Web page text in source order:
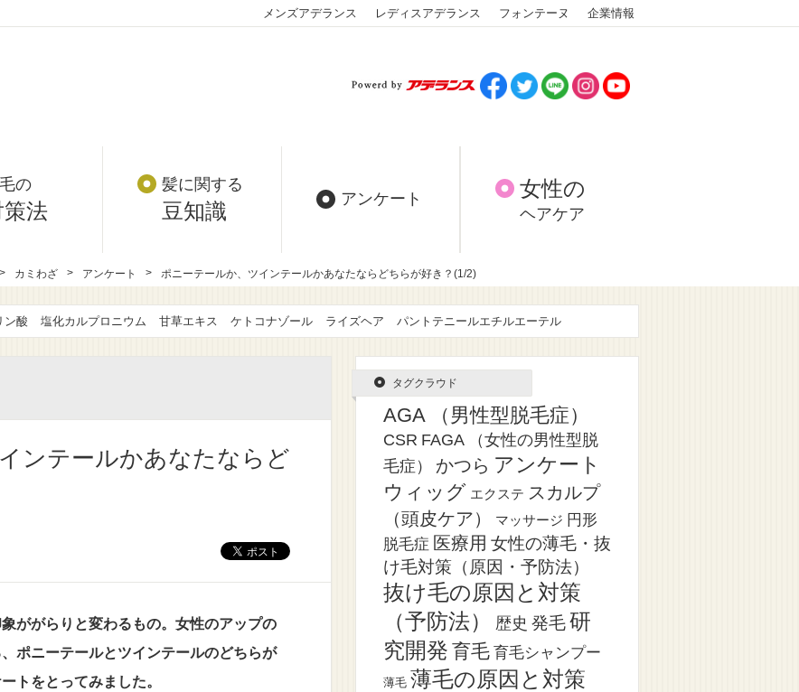
メンズアデランス レディスアデランス フォンテーヌ 企業情報
の
策法
髪に関する
豆知識 アンケート 女性の
ヘアケア
カミわざ アンケート ポニーテールか、ツインテールかあなたならどちらが好き？(1/2)
ン酸 塩化カルプロニウム 甘草エキス ケトコナゾール ライズヘア パントテニールエチルエーテル
ンテールかあなたならど
ががらりと変わるもの。女性のアップの
ポニーテールとツインテールのどちらが
トをとってみました。
タグクラウド
AGA （男性型脱毛症）
CSR FAGA （女性の男性型脱
毛症）
かつら アンケート
ウィッグ エクステ スカルプ
（頭皮ケア）
マッサージ 円形
脱毛症 医療用 女性の薄毛・抜
け毛対策（原因・予防法）
抜け毛の原因と対策
（予防法）
歴史 発毛研
究開発 育毛 育毛シャンプー
薄毛 薄毛の原因と対策